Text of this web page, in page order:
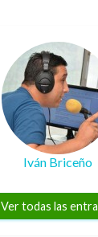
Iván Briceño
Ver todas las